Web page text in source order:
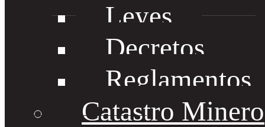
Leyes
Decretos
Reglamentos
Catastro Minero